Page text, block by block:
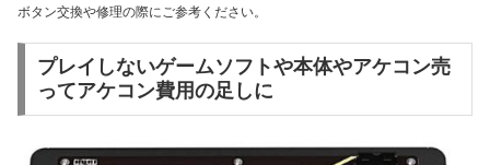
ボタン交換や修理の際にご参考ください。
プレイしないゲームソフトや本体やアケコン売
ってアケコン費用の足しに